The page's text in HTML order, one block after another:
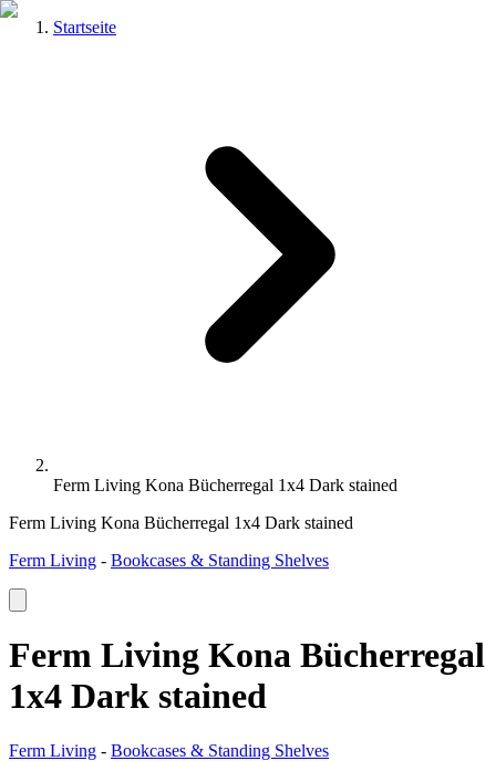
Startseite
Ferm Living Kona Bücherregal 1x4 Dark stained
Ferm Living Kona Bücherregal 1x4 Dark stained
Ferm Living - Bookcases & Standing Shelves
Ferm Living Kona Bücherregal
1x4 Dark stained
Ferm Living - Bookcases & Standing Shelves